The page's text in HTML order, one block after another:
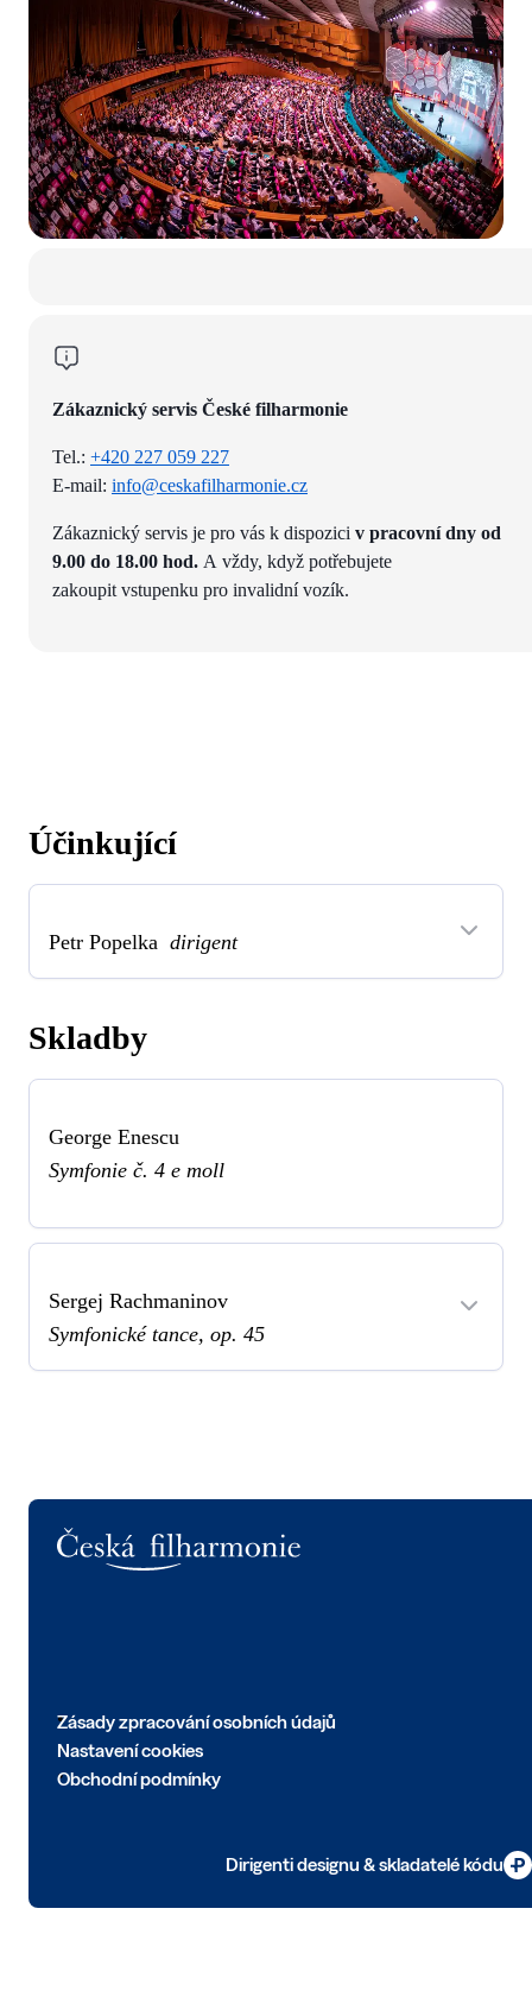
Zákaznický servis České filharmonie
Tel.: +420 227 059 227
E-mail: info@ceskafilharmonie.cz
Zákaznický servis je pro vás k dispozici v pracovní dny od
9.00 do 18.00 hod. A vždy, když potřebujete
zakoupit vstupenku pro invalidní vozík.
Účinkující
Petr Popelka dirigent
Skladby
George Enescu
Symfonie č. 4 e moll
Sergej Rachmaninov
Symfonické tance, op. 45
Zásady zpracování osobních údajů
Nastavení cookies
Obchodní podmínky
Dirigenti designu & skladatelé kódu